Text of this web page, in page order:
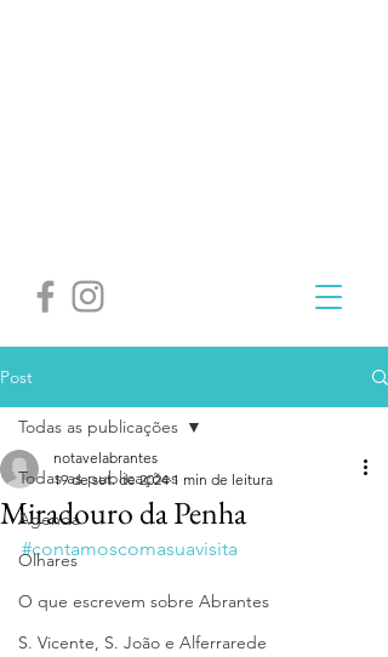
Post
Todas as publicações
Agenda
Olhares
O que escrevem sobre Abrantes
S. Vicente, S. João e Alferrarede
Todas as publicações
Miradouro da Penha
notavelabrantes
19 de set. de 2024 1 min de leitura
#contamoscomasuavisita